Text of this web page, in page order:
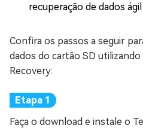
recuperação de dados
Confira os passos a seguir
dados do cartão SD
Recovery:
Faça o download e instale o